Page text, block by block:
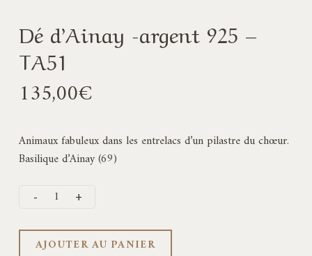
Dé d’Ainay -argent 925 –
TA51
135,00€
Animaux fabuleux dans les entrelacs d’un pilastre du chœur.
Basilique d’Ainay (69)
AJOUTER AU PANIER